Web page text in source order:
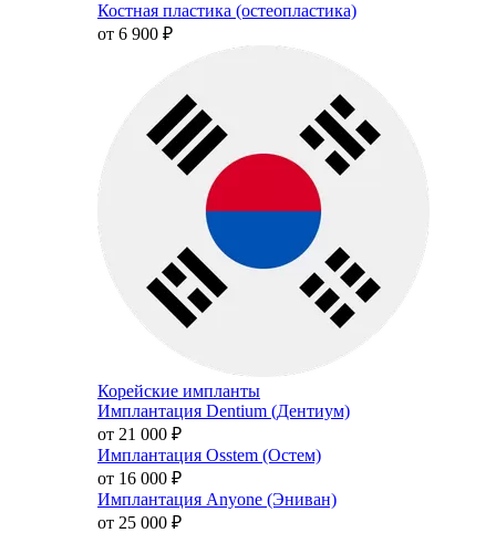
Костная пластика (остеопластика)
от 6 900 ₽
Корейские импланты
Имплантация Dentium (Дентиум)
от 21 000 ₽
Имплантация Osstem (Остем)
от 16 000 ₽
Имплантация Anyone (Эниван)
от 25 000 ₽